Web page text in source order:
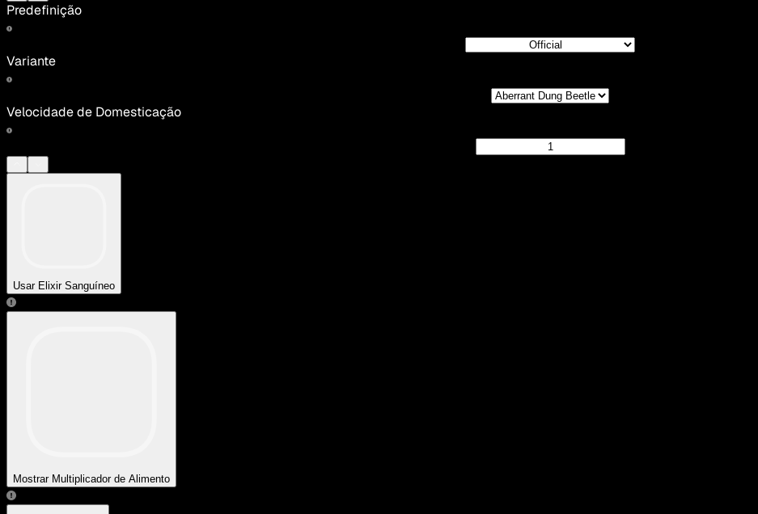
Predefinição
Variante
Velocidade de Domesticação
Usar Elixir Sanguíneo
Mostrar Multiplicador de Alimento